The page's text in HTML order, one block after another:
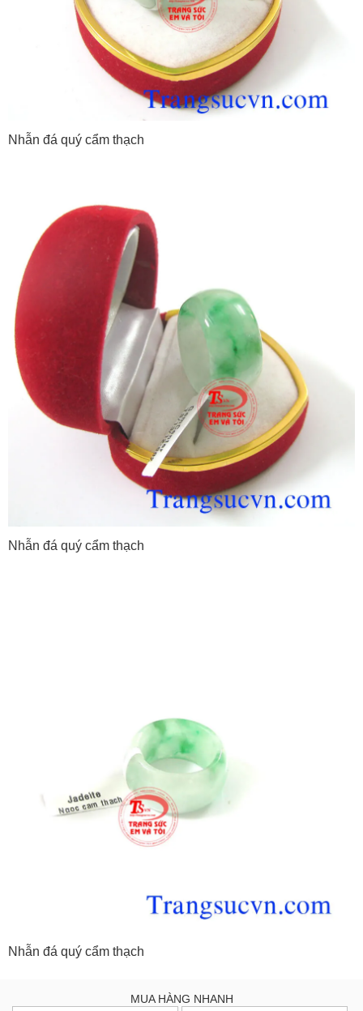
Nhẫn đá quý cẩm thạch
Nhẫn đá quý cẩm thạch
Nhẫn đá quý cẩm thạch
MUA HÀNG NHANH